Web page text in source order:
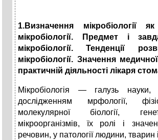
1.Визначення мікробіології
мікробіології.
Предмет і
мікробіології. Тенденції
мікробіології. Значення
практичній діяльності лікаря
Мікробіологія — галузь науки,
дослідженням мрфології,
молекулярної біології,
мікроорганізмів, їх ролі і
речовин, у патології людини, тварин